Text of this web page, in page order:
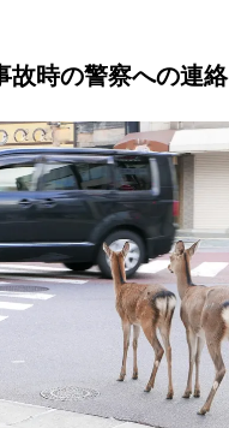
故時の警察への連絡